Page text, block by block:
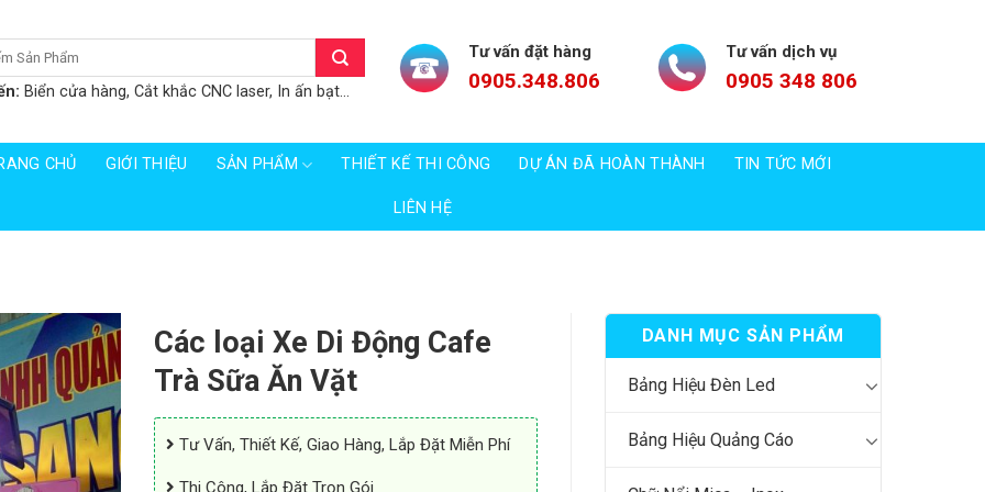
Biển cửa hàng, Cắt khắc CNC laser, In ấn bạt...
Tư vấn đặt hàng
0905.348.806
Tư vấn dịch vụ
0905 348 806
CHỦ GIỚI THIỆU SẢN PHẨM THIẾT KẾ THI CÔNG DỰ ÁN ĐÃ HOÀN THÀNH TIN TỨC MỚI
LIÊN HỆ
Các loại Xe Di Động Cafe
Trà Sữa Ăn Vặt
Tư Vấn, Thiết Kế, Giao Hàng, Lắp Đặt Miễn Phí
Thi Công, Lắp Đặt Trọn Gói
DANH MỤC SẢN PHẨM
Bảng Hiệu Đèn Led
Bảng Hiệu Quảng Cáo